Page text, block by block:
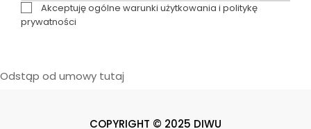
Akceptuję ogólne warunki użytkowania i politykę
prywatności
Odstąp od umowy tutaj
COPYRIGHT © 2025 DIWU